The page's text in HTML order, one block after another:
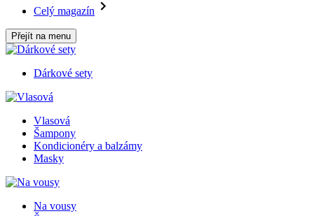
Celý magazín
Přejít na menu
Dárkové sety
Vlasová
Šampony
Kondicionéry a balzámy
Masky
Na vousy